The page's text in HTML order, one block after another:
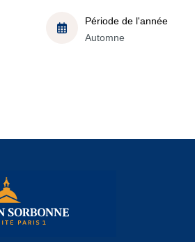
Période de l'année
Automne